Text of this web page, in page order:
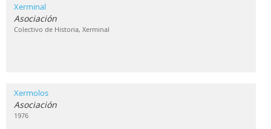
Xerminal
Asociación
Colectivo de Historia, Xerminal
Xermolos
Asociación
1976